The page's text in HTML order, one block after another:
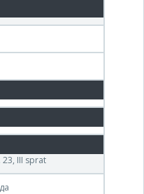
– Centar za
III sprat